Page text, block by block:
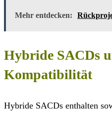
Mehr entdecken:
Hybride SACDs
Kompatibilität
Hybride SACDs enthalten